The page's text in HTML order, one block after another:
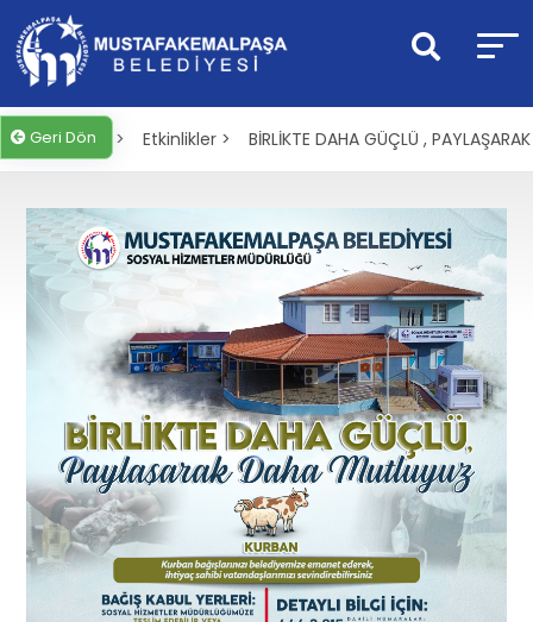
Geri Dön
Anasayfa > Etkinlikler > BİRLİKTE DAHA GÜÇLÜ ,